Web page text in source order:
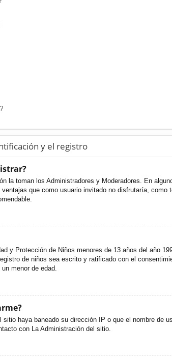
y el registro
la toman los Administradores y Moderadores. En
que como usuario invitado no disfrutaría,
y Protección de Niños menores de 13 años del año
de niños sea escrito y ratificado con el
menor de edad.
haya baneado su dirección IP o que el nombre de
con La Administración del sitio.